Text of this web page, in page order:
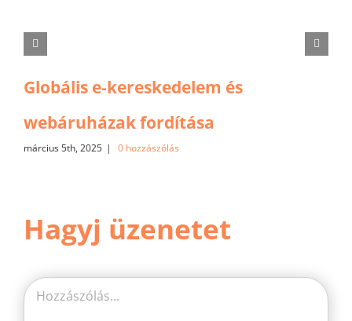
Globális e-kereskedelem és
webáruházak fordítása
március 5th, 2025 | 0 hozzászólás
Hagyj üzenetet
Hozzászólás